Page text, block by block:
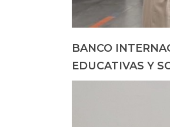
BANCO
EDUCATIVAS Y